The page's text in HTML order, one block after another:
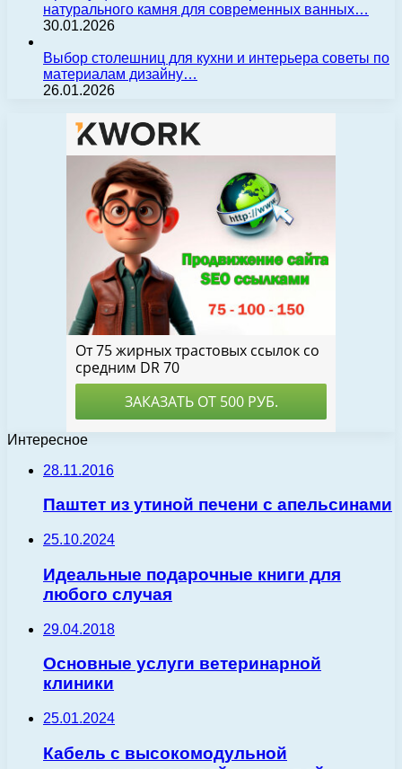
натурального камня для современных ванных…
30.01.2026
Выбор столешниц для кухни и интерьера советы по
материалам дизайну…
26.01.2026
Интересное
28.11.2016
Паштет из утиной печени с апельсинами
25.10.2024
Идеальные подарочные книги для
любого случая
29.04.2018
Основные услуги ветеринарной
клиники
25.01.2024
Кабель с высокомодульной